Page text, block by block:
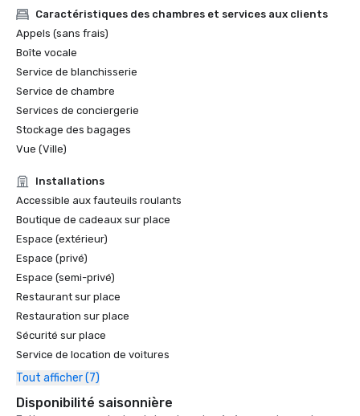
Caractéristiques des chambres et services aux clients
Appels (sans frais)
Boîte vocale
Service de blanchisserie
Service de chambre
Services de conciergerie
Stockage des bagages
Vue (Ville)
Installations
Accessible aux fauteuils roulants
Boutique de cadeaux sur place
Espace (extérieur)
Espace (privé)
Espace (semi-privé)
Restaurant sur place
Restauration sur place
Sécurité sur place
Service de location de voitures
Tout afficher (7)
Disponibilité saisonnière